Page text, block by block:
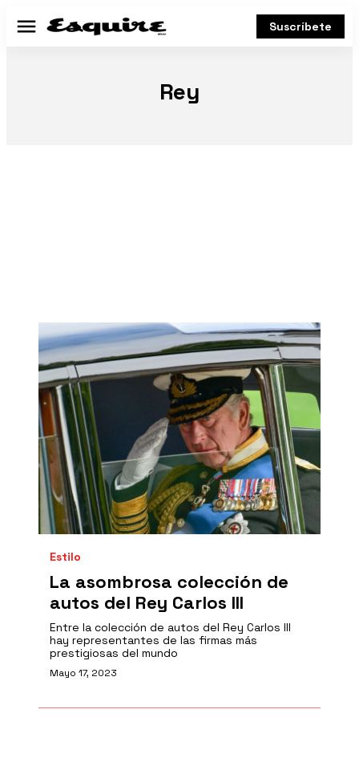
Menú Suscríbete
Rey
Estilo
La asombrosa colección de
autos del Rey Carlos III
Entre la colección de autos del Rey Carlos III
hay representantes de las firmas más
prestigiosas del mundo
Mayo 17, 2023